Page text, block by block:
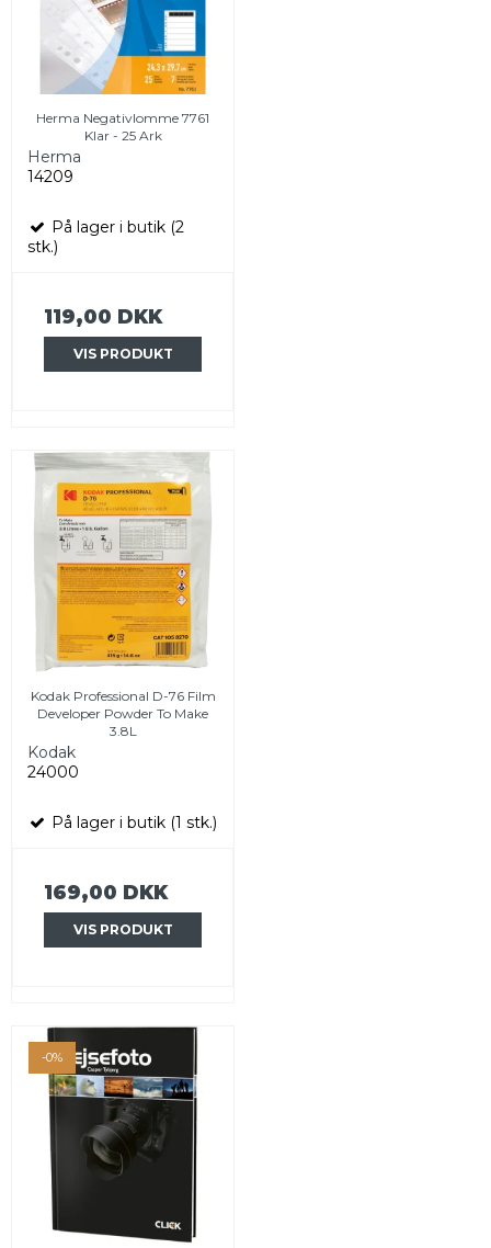
Herma Negativlomme 7761
Klar - 25 Ark
Herma
14209
På lager i butik (2
stk.)
119,00 DKK
VIS PRODUKT
Kodak Professional D-76 Film
Developer Powder To Make
3.8L
Kodak
24000
På lager i butik (1 stk.)
169,00 DKK
VIS PRODUKT
-0%